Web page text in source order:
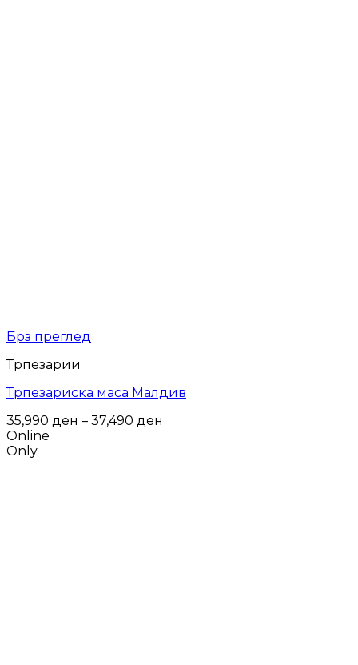
Брз преглед
Трпезарии
Трпезариска маса Малдив
35,990 ден – 37,490 ден
Online
Only